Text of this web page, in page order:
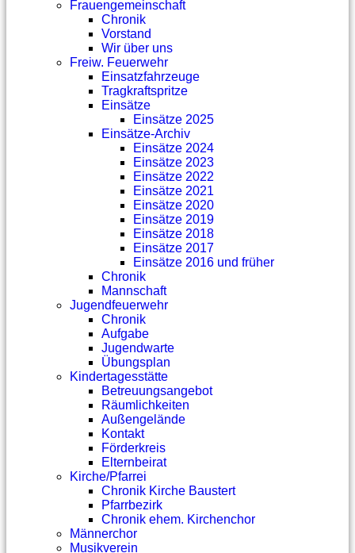
Frauengemeinschaft
Chronik
Vorstand
Wir über uns
Freiw. Feuerwehr
Einsatzfahrzeuge
Tragkraftspritze
Einsätze
Einsätze 2025
Einsätze-Archiv
Einsätze 2024
Einsätze 2023
Einsätze 2022
Einsätze 2021
Einsätze 2020
Einsätze 2019
Einsätze 2018
Einsätze 2017
Einsätze 2016 und früher
Chronik
Mannschaft
Jugendfeuerwehr
Chronik
Aufgabe
Jugendwarte
Übungsplan
Kindertagesstätte
Betreuungsangebot
Räumlichkeiten
Außengelände
Kontakt
Förderkreis
Elternbeirat
Kirche/Pfarrei
Chronik Kirche Baustert
Pfarrbezirk
Chronik ehem. Kirchenchor
Männerchor
Musikverein